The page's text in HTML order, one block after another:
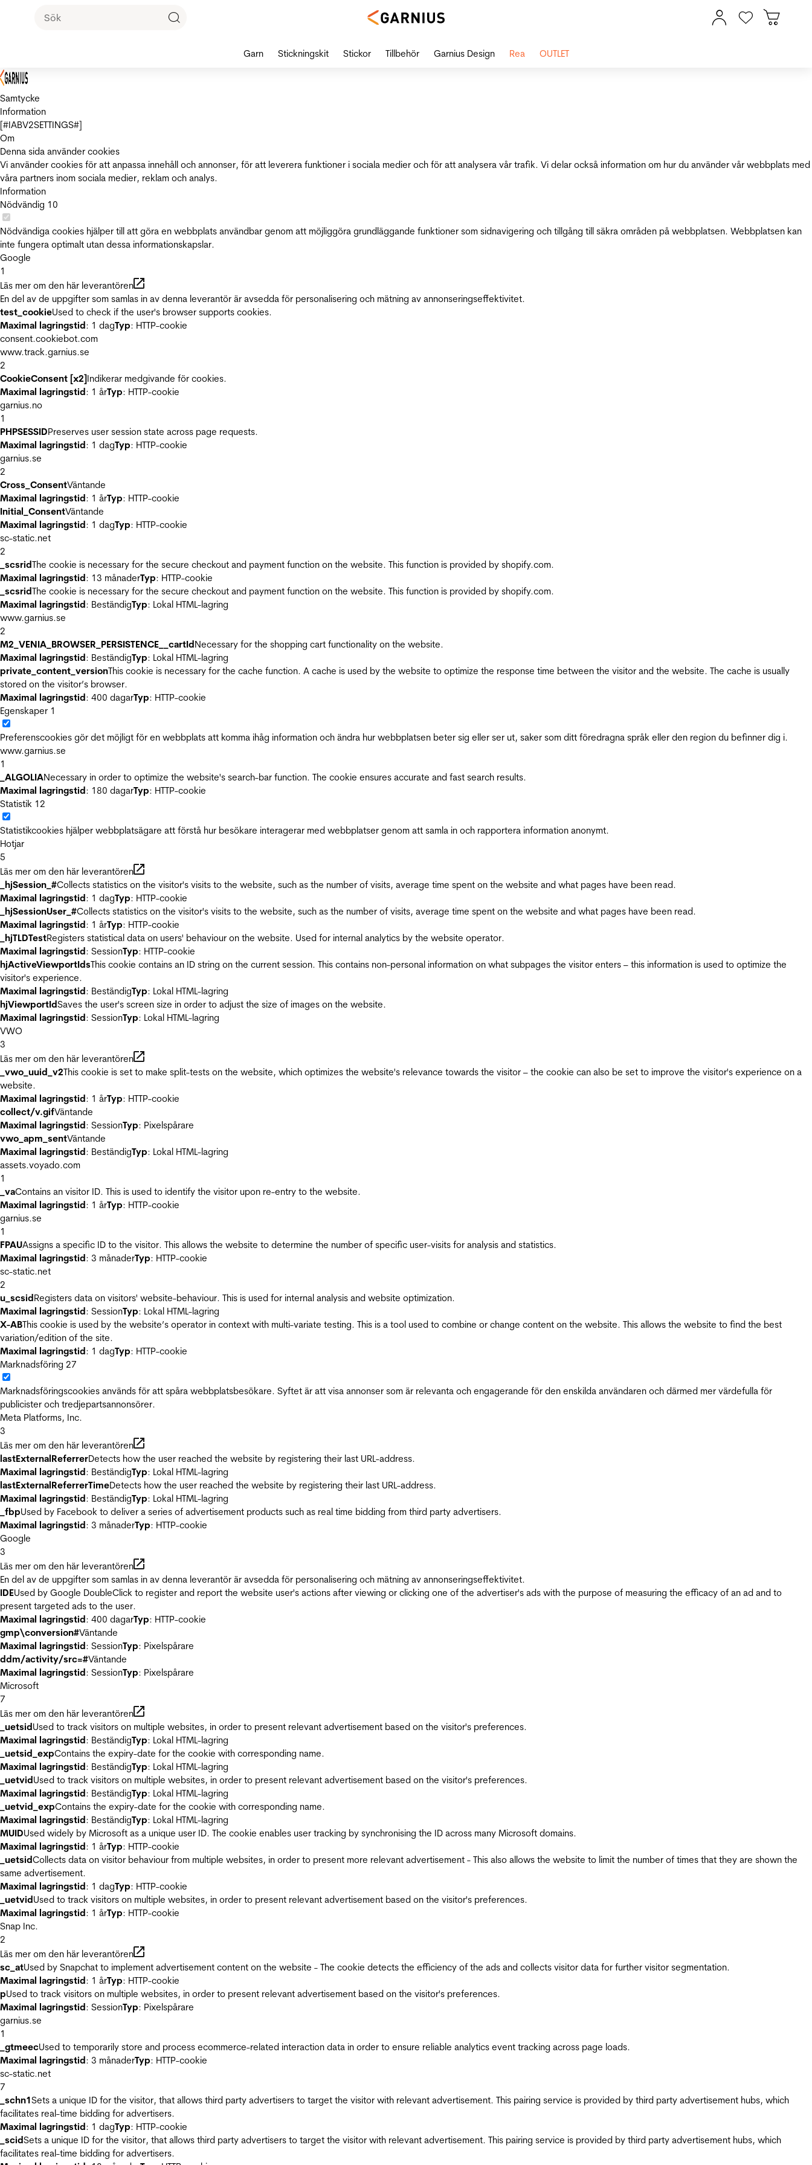
Samtycke
Information
[#IABV2SETTINGS#]
Om
Denna sida använder cookies
Vi använder cookies för att anpassa innehåll och annonser, för att leverera funktioner i sociala medier och för att analysera vår trafik. Vi delar också information om hur du använder vår webbplats med
våra partners inom sociala medier, reklam och analys.
Information
Nödvändig 10
Nödvändiga cookies hjälper till att göra en webbplats användbar genom att möjliggöra grundläggande funktioner som sidnavigering och tillgång till säkra områden på webbplatsen. Webbplatsen kan
inte fungera optimalt utan dessa informationskapslar.
Google
1
Läs mer om den här leverantören
En del av de uppgifter som samlas in av denna leverantör är avsedda för personalisering och mätning av annonseringseffektivitet.
test_cookieUsed to check if the user's browser supports cookies.
Maximal lagringstid: 1 dagTyp: HTTP-cookie
consent.cookiebot.com
www.track.garnius.se
2
CookieConsent [x2]Indikerar medgivande för cookies.
Maximal lagringstid: 1 årTyp: HTTP-cookie
garnius.no
1
PHPSESSIDPreserves user session state across page requests.
Maximal lagringstid: 1 dagTyp: HTTP-cookie
garnius.se
2
Cross_ConsentVäntande
Maximal lagringstid: 1 årTyp: HTTP-cookie
Initial_ConsentVäntande
Maximal lagringstid: 1 dagTyp: HTTP-cookie
sc-static.net
2
_scsridThe cookie is necessary for the secure checkout and payment function on the website. This function is provided by shopify.com.
Maximal lagringstid: 13 månaderTyp: HTTP-cookie
_scsridThe cookie is necessary for the secure checkout and payment function on the website. This function is provided by shopify.com.
Maximal lagringstid: BeständigTyp: Lokal HTML-lagring
www.garnius.se
2
M2_VENIA_BROWSER_PERSISTENCE__cartIdNecessary for the shopping cart functionality on the website.
Maximal lagringstid: BeständigTyp: Lokal HTML-lagring
private_content_versionThis cookie is necessary for the cache function. A cache is used by the website to optimize the response time between the visitor and the website. The cache is usually
stored on the visitor’s browser.
Maximal lagringstid: 400 dagarTyp: HTTP-cookie
Egenskaper 1
Preferenscookies gör det möjligt för en webbplats att komma ihåg information och ändra hur webbplatsen beter sig eller ser ut, saker som ditt föredragna språk eller den region du befinner dig i.
www.garnius.se
1
_ALGOLIANecessary in order to optimize the website's search-bar function. The cookie ensures accurate and fast search results.
Maximal lagringstid: 180 dagarTyp: HTTP-cookie
Statistik 12
Statistikcookies hjälper webbplatsägare att förstå hur besökare interagerar med webbplatser genom att samla in och rapportera information anonymt.
Hotjar
5
Läs mer om den här leverantören
_hjSession_#Collects statistics on the visitor's visits to the website, such as the number of visits, average time spent on the website and what pages have been read.
Maximal lagringstid: 1 dagTyp: HTTP-cookie
_hjSessionUser_#Collects statistics on the visitor's visits to the website, such as the number of visits, average time spent on the website and what pages have been read.
Maximal lagringstid: 1 årTyp: HTTP-cookie
_hjTLDTestRegisters statistical data on users' behaviour on the website. Used for internal analytics by the website operator.
Maximal lagringstid: SessionTyp: HTTP-cookie
hjActiveViewportIdsThis cookie contains an ID string on the current session. This contains non-personal information on what subpages the visitor enters – this information is used to optimize the
visitor's experience.
Maximal lagringstid: BeständigTyp: Lokal HTML-lagring
hjViewportIdSaves the user's screen size in order to adjust the size of images on the website.
Maximal lagringstid: SessionTyp: Lokal HTML-lagring
VWO
3
Läs mer om den här leverantören
_vwo_uuid_v2This cookie is set to make split-tests on the website, which optimizes the website's relevance towards the visitor – the cookie can also be set to improve the visitor's experience on a
website.
Maximal lagringstid: 1 årTyp: HTTP-cookie
collect/v.gifVäntande
Maximal lagringstid: SessionTyp: Pixelspårare
vwo_apm_sentVäntande
Maximal lagringstid: BeständigTyp: Lokal HTML-lagring
assets.voyado.com
1
_vaContains an visitor ID. This is used to identify the visitor upon re-entry to the website.
Maximal lagringstid: 1 årTyp: HTTP-cookie
garnius.se
1
FPAUAssigns a specific ID to the visitor. This allows the website to determine the number of specific user-visits for analysis and statistics.
Maximal lagringstid: 3 månaderTyp: HTTP-cookie
sc-static.net
2
u_scsidRegisters data on visitors' website-behaviour. This is used for internal analysis and website optimization.
Maximal lagringstid: SessionTyp: Lokal HTML-lagring
X-ABThis cookie is used by the website’s operator in context with multi-variate testing. This is a tool used to combine or change content on the website. This allows the website to find the best
variation/edition of the site.
Maximal lagringstid: 1 dagTyp: HTTP-cookie
Marknadsföring 27
Marknadsföringscookies används för att spåra webbplatsbesökare. Syftet är att visa annonser som är relevanta och engagerande för den enskilda användaren och därmed mer värdefulla för
publicister och tredjepartsannonsörer.
Meta Platforms, Inc.
3
Läs mer om den här leverantören
lastExternalReferrerDetects how the user reached the website by registering their last URL-address.
Maximal lagringstid: BeständigTyp: Lokal HTML-lagring
lastExternalReferrerTimeDetects how the user reached the website by registering their last URL-address.
Maximal lagringstid: BeständigTyp: Lokal HTML-lagring
_fbpUsed by Facebook to deliver a series of advertisement products such as real time bidding from third party advertisers.
Maximal lagringstid: 3 månaderTyp: HTTP-cookie
Google
3
Läs mer om den här leverantören
En del av de uppgifter som samlas in av denna leverantör är avsedda för personalisering och mätning av annonseringseffektivitet.
IDEUsed by Google DoubleClick to register and report the website user's actions after viewing or clicking one of the advertiser's ads with the purpose of measuring the efficacy of an ad and to
present targeted ads to the user.
Maximal lagringstid: 400 dagarTyp: HTTP-cookie
gmp\conversion#Väntande
Maximal lagringstid: SessionTyp: Pixelspårare
ddm/activity/src=#Väntande
Maximal lagringstid: SessionTyp: Pixelspårare
Microsoft
7
Läs mer om den här leverantören
_uetsidUsed to track visitors on multiple websites, in order to present relevant advertisement based on the visitor's preferences.
Maximal lagringstid: BeständigTyp: Lokal HTML-lagring
_uetsid_expContains the expiry-date for the cookie with corresponding name.
Maximal lagringstid: BeständigTyp: Lokal HTML-lagring
_uetvidUsed to track visitors on multiple websites, in order to present relevant advertisement based on the visitor's preferences.
Maximal lagringstid: BeständigTyp: Lokal HTML-lagring
_uetvid_expContains the expiry-date for the cookie with corresponding name.
Maximal lagringstid: BeständigTyp: Lokal HTML-lagring
MUIDUsed widely by Microsoft as a unique user ID. The cookie enables user tracking by synchronising the ID across many Microsoft domains.
Maximal lagringstid: 1 årTyp: HTTP-cookie
_uetsidCollects data on visitor behaviour from multiple websites, in order to present more relevant advertisement - This also allows the website to limit the number of times that they are shown the
same advertisement.
Maximal lagringstid: 1 dagTyp: HTTP-cookie
_uetvidUsed to track visitors on multiple websites, in order to present relevant advertisement based on the visitor's preferences.
Maximal lagringstid: 1 årTyp: HTTP-cookie
Snap Inc.
2
Läs mer om den här leverantören
sc_atUsed by Snapchat to implement advertisement content on the website - The cookie detects the efficiency of the ads and collects visitor data for further visitor segmentation.
Maximal lagringstid: 1 årTyp: HTTP-cookie
pUsed to track visitors on multiple websites, in order to present relevant advertisement based on the visitor's preferences.
Maximal lagringstid: SessionTyp: Pixelspårare
garnius.se
1
_gtmeecUsed to temporarily store and process ecommerce-related interaction data in order to ensure reliable analytics event tracking across page loads.
Maximal lagringstid: 3 månaderTyp: HTTP-cookie
sc-static.net
7
_schn1Sets a unique ID for the visitor, that allows third party advertisers to target the visitor with relevant advertisement. This pairing service is provided by third party advertisement hubs, which
facilitates real-time bidding for advertisers.
Maximal lagringstid: 1 dagTyp: HTTP-cookie
_scidSets a unique ID for the visitor, that allows third party advertisers to target the visitor with relevant advertisement. This pairing service is provided by third party advertisement hubs, which
facilitates real-time bidding for advertisers.
Garn Stickningskit Stickor Tillbehör Garnius Design Rea OUTLET